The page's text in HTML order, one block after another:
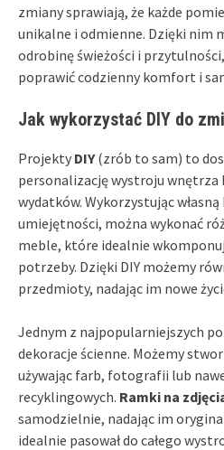
zmiany sprawiają, że każde
unikalne i odmienne. Dzięki nim
odrobinę świeżości i
poprawić codzienny komfort i
Jak wykorzystać DIY do
Projekty DIY(zrób to sam) to
personalizację wystroju wnętrza
wydatków. Wykorzystując
umiejętności, można wykonać
meble, które idealnie
potrzeby. Dzięki DIY możemy
przedmioty, nadając im nowe
Jednym z najpopularniejszych
dekoracje ścienne. Możemy
używając farb, fotografii lub
recyklingowych. Ramki na
samodzielnie, nadając im
idealnie pasował do całego